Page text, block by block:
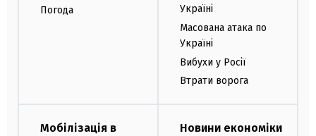
Погода
Україні
Масована атака по
Україні
Вибухи у Росії
Втрати ворога
Мобілізація в
Новини економіки